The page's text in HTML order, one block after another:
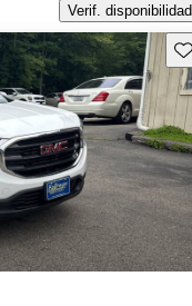
Verif. disponibilidad